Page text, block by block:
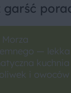
garść
— lekka
kuchnia
i owoców